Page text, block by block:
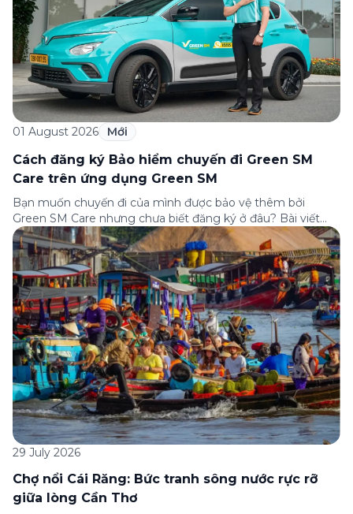
01 August 2026 Mới
Cách đăng ký Bảo hiểm chuyến đi Green SM
Care trên ứng dụng Green SM
Bạn muốn chuyến đi của mình được bảo vệ thêm bởi
Green SM Care nhưng chưa biết đăng ký ở đâu? Bài viết
dưới đây sẽ hướng dẫn chi tiết cách tham gia (và hủy tham
gia) gói bảo hiểm này ngay trên ứng dụng Green SM, cùng
những lưu ý quan trọng trước khi […]
29 July 2026
Chợ nổi Cái Răng: Bức tranh sông nước rực rỡ
giữa lòng Cần Thơ